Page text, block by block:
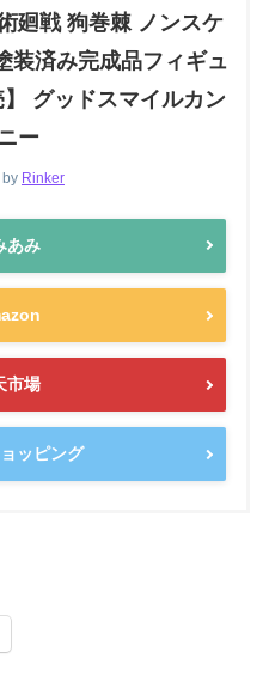
廻戦 狗巻棘 ノンスケ
装済み完成品フィギュ
グッドスマイルカン
ー
Rinker
あみ
市場
ッピング